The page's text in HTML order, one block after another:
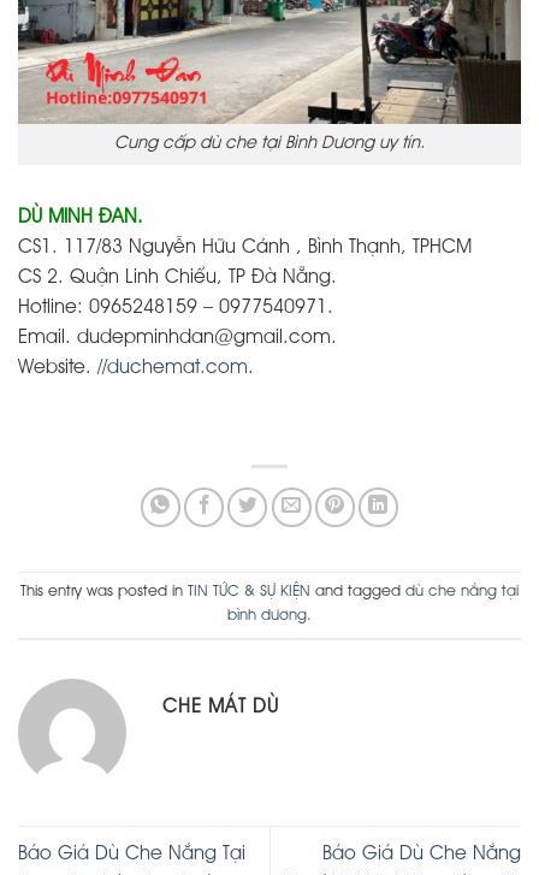
Cung cấp dù che tại Bình Dương uy tín.
DÙ MINH ĐAN.
CS1. 117/83 Nguyễn Hữu Cảnh , Bình Thạnh, TPHCM
CS 2. Quận Linh Chiểu, TP Đà Nẵng.
Hotline: 0965248159 – 0977540971.
Email. dudepminhdan@gmail.com.
Website. //duchemat.com.
This entry was posted in TIN TỨC & SỰ KIỆN and tagged dù che nắng tại
bình dương.
CHE MÁT DÙ
Báo Giá Dù Che Nắng Tại
Báo Giá Dù Che Nắng